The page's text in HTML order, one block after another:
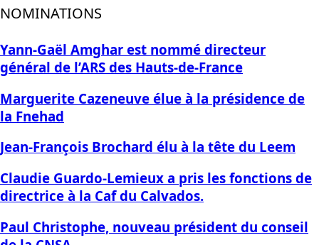
NOMINATIONS
Yann-Gaël Amghar est nommé directeur
général de l’ARS des Hauts-de-France
Marguerite Cazeneuve élue à la présidence de
la Fnehad
Jean-François Brochard élu à la tête du Leem
Claudie Guardo-Lemieux a pris les fonctions de
directrice à la Caf du Calvados.
Paul Christophe, nouveau président du conseil